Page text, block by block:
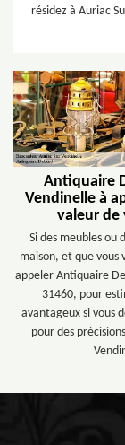
résidez à Auriac
Antiquaire
Vendinelle à
valeur de
Si des meubles ou
maison, et que vous
appeler Antiquaire
31460, pour
avantageux si vous
pour des